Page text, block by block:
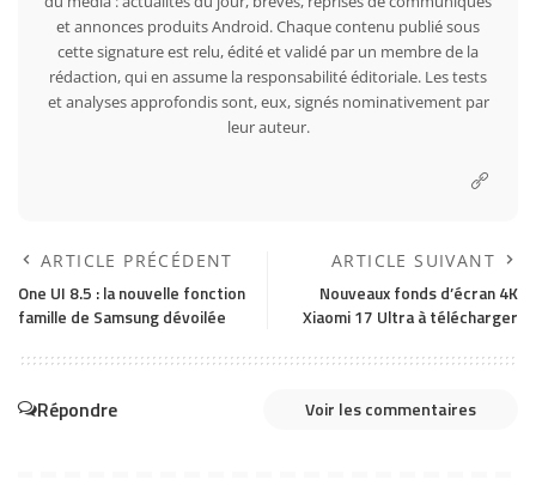
et annonces produits Android. Chaque contenu publié sous
cette signature est relu, édité et validé par un membre de la
rédaction, qui en assume la responsabilité éditoriale. Les tests
et analyses approfondis sont, eux, signés nominativement par
leur auteur.
ARTICLE PRÉCÉDENT
One UI 8.5 : la nouvelle fonction
famille de Samsung dévoilée
ARTICLE SUIVANT
Nouveaux fonds d’écran 4K
Xiaomi 17 Ultra à télécharger
Répondre Voir les commentaires